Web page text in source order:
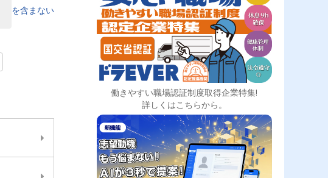
を含まない
働きやすい職場認証制度取得企業特集!
詳しくはこちらから。